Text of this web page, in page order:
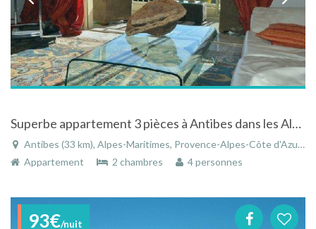
Superbe appartement 3 pièces à Antibes dans les Alpes-Maritimes sur la Côte-d'Azur
Antibes (33 km), Alpes-Maritimes, Provence-Alpes-Côte d'Azur, France
Appartement
2 chambres 4 personnes
93€/nuit